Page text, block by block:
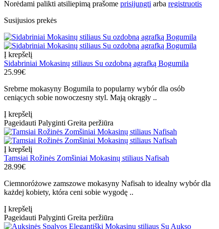
Norėdami palikti atsiliepimą prašome prisijungti arba registruotis
Susijusios prekės
Į krepšelį
Sidabriniai Mokasinų stiliaus Su ozdobną agrafką Bogumila
25.99€
Srebrne mokasyny Bogumila to popularny wybór dla osób
ceniących sobie nowoczesny styl. Mają okrągły ..
Į krepšelį
Pageidauti Palyginti Greita peržiūra
Į krepšelį
Tamsiai Rožinės Zomšiniai Mokasinų stiliaus Nafisah
28.99€
Ciemnoróżowe zamszowe mokasyny Nafisah to idealny wybór dla
każdej kobiety, która ceni sobie wygodę ..
Į krepšelį
Pageidauti Palyginti Greita peržiūra